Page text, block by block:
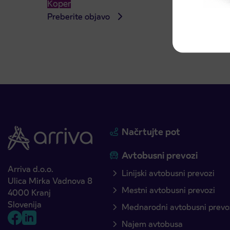
Koper
Preberite objavo
Arriva d.o.o.
Ulica Mirka Vadnova 8
4000 Kranj
Slovenija
Načrtujte pot
Avtobusni prevozi
Linijski avtobusni prevozi
Mestni avtobusni prevozi
Mednarodni avtobusni
Najem avtobusa